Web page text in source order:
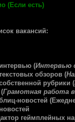
(Если есть)
вакансий:
(Интервью
обзоров (
рубрики (
Грамотная работа в
новостей
геймплейных